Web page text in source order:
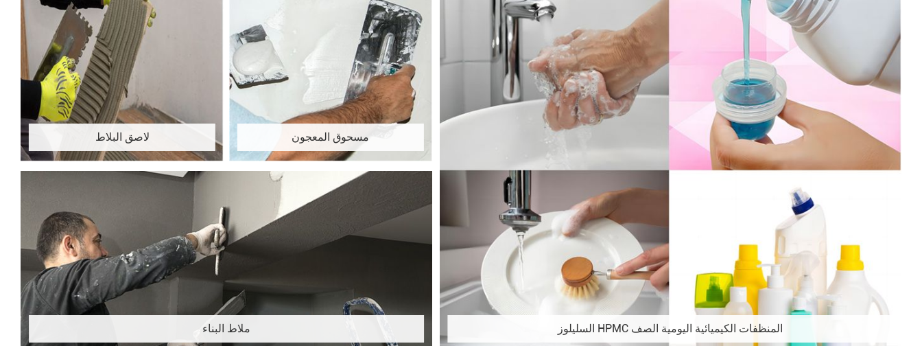
المنظفات الكيميائية اليومية الصف HPMC السليلوز
مسحوق المعجون لاصق البلاط
ملاط البناء